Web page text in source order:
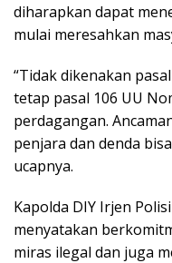
diharapkan dapat
mulai meresahkan
“Tidak dikenakan
tetap pasal 106 UU
perdagangan.
penjara dan denda
ucapnya.
Kapolda DIY Irjen
menyatakan
miras ilegal dan juga